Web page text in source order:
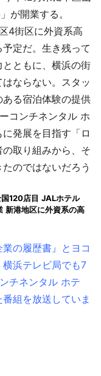
が開業する。
4街区に外資系高
定だ。生き残って
ともに、横浜の街
ならない。スタッ
る宿泊体験の提供
コンチネンタル ホ
発展を目指す「ロ
取り組みから、そ
のではないだろう
120店目 JALホテル
新港地区に外資系の高
の履歴書』とヨコ
浜テレビ局でも7
チネンタル ホテ
組を放送していま